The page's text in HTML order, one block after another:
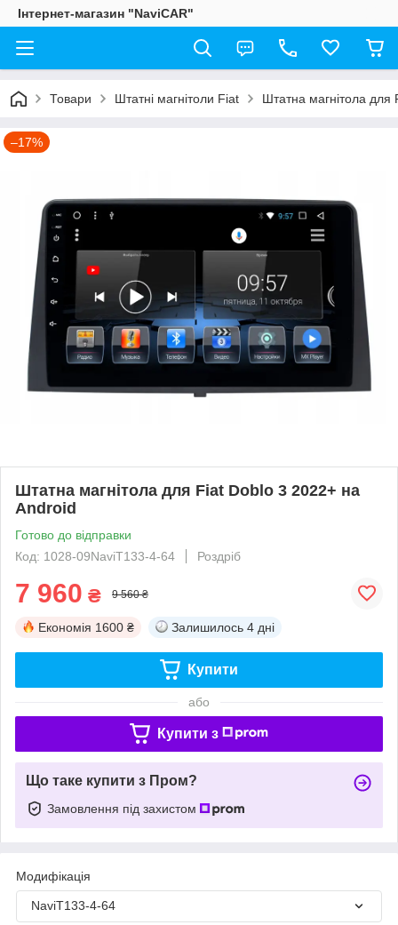
Інтернет-магазин "NaviCAR"
Товари Штатні магнітоли Fiat Штатна магнітола
–17%
Штатна магнітола для Fiat Doblo 3 2022+ на
Android
Готово до відправки
Код: 1028-09NaviT133-4-64
Роздріб
7 960 ₴ 9 560 ₴
Економія 1600 ₴ Залишилось 4 дні
Купити
або
Купити з
Що таке купити з Пром?
Замовлення під захистом
Модифікація
NaviT133-4-64